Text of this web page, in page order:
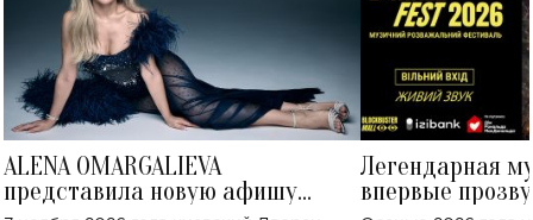
ALENA OMARGALIEVA
представила новую афишу
Легендарная
впервые